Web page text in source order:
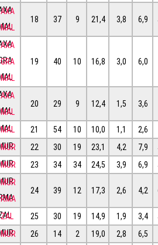
AXA
MAL
18 37 9 21,4 3,8 6,9
AXA
GRA
MAL
19 40 10 16,8 3,0 6,0
AXA
MAL
20 29 9 12,4 1,5 3,6
MAL 21 54 10 10,0 1,1 2,6
MUR 22 30 19 23,1 4,2 7,9
MUR 23 34 34 24,5 3,9 6,9
MUR
RMA
24 39 12 17,3 2,6 4,2
ZAL 25 30 19 14,9 1,9 3,4
MUR 26 14 2 19,0 2,8 6,5